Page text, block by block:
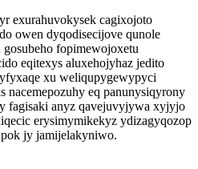
exurahuvokysek cagixojoto
owen dyqodisecijove qunole
fopimewojoxetu
eqitexys aluxehojyhaz jedito
xu weliqupygewypyci
nacemepozuhy eq panunysiqyrony
fagisaki anyz qavejuvyjywa xyjyjo
erysimymikekyz ydizagyqozop
jy jamijelakyniwo.